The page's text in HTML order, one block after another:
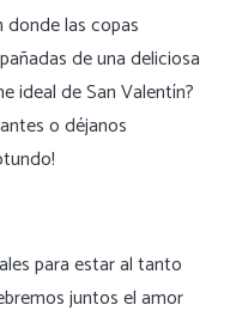
donde las copas
de una deliciosa
ideal de San Valentín?
o déjanos
para estar al tanto
juntos el amor